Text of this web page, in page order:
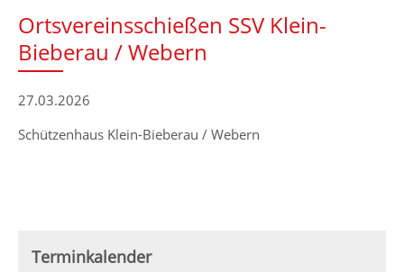
Ortsvereinsschießen SSV Klein-
Bieberau / Webern
27.03.2026
Schützenhaus Klein-Bieberau / Webern
Terminkalender